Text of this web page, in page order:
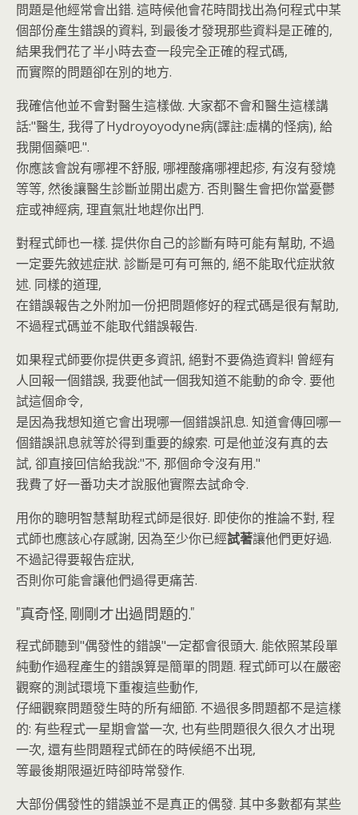
問題是他經常會出錯. 這時候他會花時間找出為何程式中某
個部份產生錯誤的資料, 到最後才發現那些資料是正確的,
結果我們花了半小時去查一段完全正確的程式碼,
而實際的問題卻在別的地方.
我確信他並不會對醫生這樣做. 大家都不會和醫生這樣講
話:"醫生, 我得了Hydroyoyodyne病(譯註:虛構的怪病), 給
我開個藥吧.".
你應該會說有哪裡不舒服, 哪裡酸痛哪裡起疹, 有沒有發燒
等等, 然後讓醫生診斷並開出處方. 否則醫生會把你當憂鬱
症或神經病, 理直氣壯地趕你出門.
對程式師也一樣. 提供你自己的診斷有時可能有幫助, 不過
一定要先敘述症狀. 診斷是可有可無的, 絕不能取代症狀敘
述. 同樣的道理,
在錯誤報告之外附加一份把問題修好的程式碼是很有幫助,
不過程式碼並不能取代錯誤報告.
如果程式師要你提供更多資訊, 絕對不要偽造資料! 曾經有
人回報一個錯誤, 我要他試一個我知道不能動的命令. 要他
試這個命令,
是因為我想知道它會出現哪一個錯誤訊息. 知道會傳回哪一
個錯誤訊息就等於得到重要的線索. 可是他並沒有真的去
試, 卻直接回信給我說:"不, 那個命令沒有用."
我費了好一番功夫才說服他實際去試命令.
用你的聰明智慧幫助程式師是很好. 即使你的推論不對, 程
式師也應該心存感謝, 因為至少你已經試著讓他們更好過.
不過記得要報告症狀,
否則你可能會讓他們過得更痛苦.
"真奇怪, 剛剛才出過問題的."
程式師聽到"偶發性的錯誤"一定都會很頭大. 能依照某段單
純動作過程產生的錯誤算是簡單的問題. 程式師可以在嚴密
觀察的測試環境下重複這些動作,
仔細觀察問題發生時的所有細節. 不過很多問題都不是這樣
的: 有些程式一星期會當一次, 也有些問題很久很久才出現
一次, 還有些問題程式師在的時候絕不出現,
等最後期限逼近時卻時常發作.
大部份偶發性的錯誤並不是真正的偶發. 其中多數都有某些